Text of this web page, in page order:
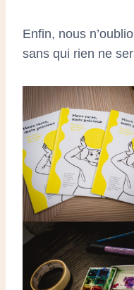
Enfin, nous
sans qui rien ne